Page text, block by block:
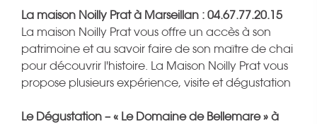
La maison Noilly Prat à Marseillan : 04.67.77.20.15
La maison Noilly Prat vous offre un accès à son
patrimoine et au savoir faire de son maître de chai
pour découvrir l'histoire. La Maison Noilly Prat vous
propose plusieurs expérience, visite et dégustation
Le Dégustation – « Le Domaine de Bellemare » à